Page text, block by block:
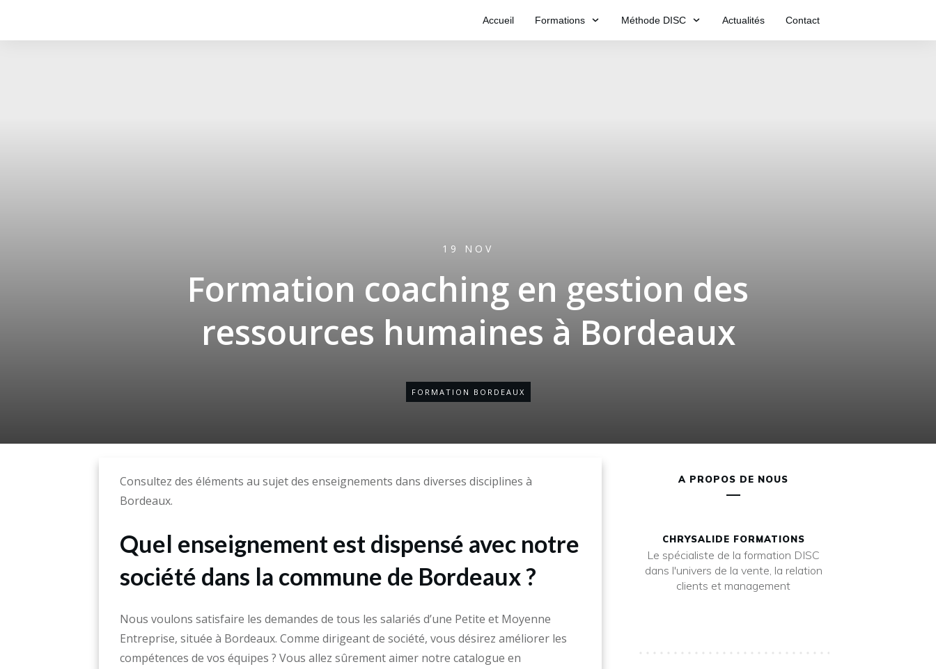
Accueil Formations Méthode DISC Actualités Contact
19 NOV
Formation coaching en gestion des
ressources humaines à Bordeaux
FORMATION BORDEAUX
Consultez des éléments au sujet des enseignements dans diverses disciplines à
Bordeaux.
Quel enseignement est dispensé avec notre
société dans la commune de Bordeaux ?
Nous voulons satisfaire les demandes de tous les salariés d’une Petite et Moyenne
Entreprise, située à Bordeaux. Comme dirigeant de société, vous désirez améliorer les
compétences de vos équipes ? Vous allez sûrement aimer notre catalogue en
A PROPOS DE NOUS
CHRYSALIDE FORMATIONS
Le spécialiste de la formation DISC
dans l'univers de la vente, la relation
clients et management